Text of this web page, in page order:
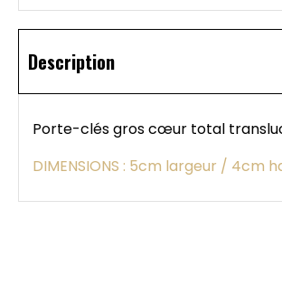
Description
Porte-clés gros cœur total
DIMENSIONS : 5cm largeur / 4cm